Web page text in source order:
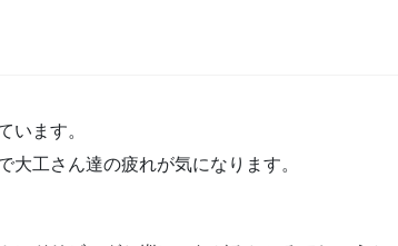
います。
工さん達の疲れが気になります。